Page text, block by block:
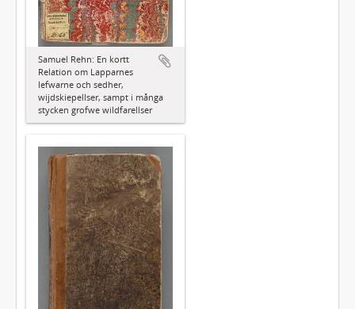
Samuel Rehn: En kortt
Relation om Lapparnes
lefwarne och sedher,
wijdskiepellser, sampt i många
stycken grofwe wildfarellser